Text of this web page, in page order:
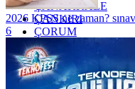
ÇANAKKALE
ÇANKIRI
ÇORUM
İSTANBUL
İZMİR
ŞANLIURFA
ŞIRNAK
2026 KPSS ne zaman?
6